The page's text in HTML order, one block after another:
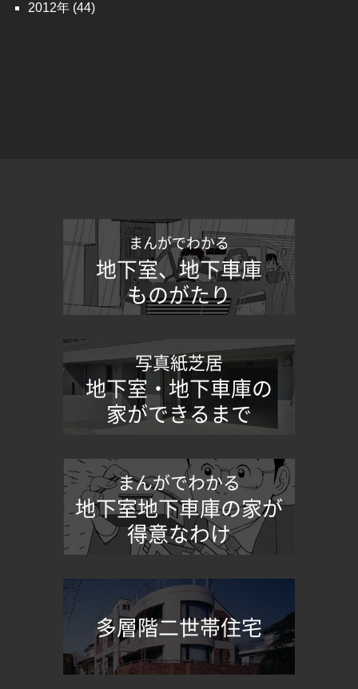
2012 (44)
まんがでわかる
地下室、地下車庫
ものがたり
写真紙芝居
地下室・地下車庫の
家ができるまで
まんがでわかる
地下室地下車庫の家が
得意なわけ
多層階二世帯住宅